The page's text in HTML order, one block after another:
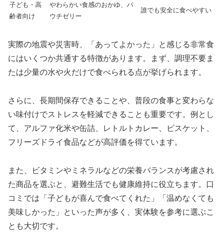
子ども・高
齢者向け
やわらかい食感のおかゆ、パ
ウチゼリー
誰でも安全に食べやすい
実際の地震や災害時、「あってよかった」と感じる非常食
にはいくつか共通する特徴があります。まず、調理不要ま
たは少量の水や火だけで食べられる点が挙げられます。
さらに、長期間保存できることや、普段の食事と変わらな
い味付けでストレスを軽減できることも重要です。例とし
て、アルファ化米や缶詰、レトルトカレー、ビスケット、
フリーズドライ食品などが高評価を得ています。
また、ビタミンやミネラルなどの栄養バランスが考慮され
た商品を選ぶと、避難生活でも健康維持に役立ちます。口
コミでは「子どもが喜んで食べてくれた」「温めなくても
美味しかった」といった声が多く、実体験を参考に選ぶこ
とも大切です。